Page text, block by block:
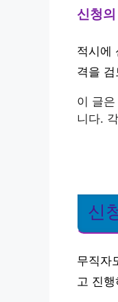
신청
적시에
격을
이 글
니다.
신
무직자
고 진